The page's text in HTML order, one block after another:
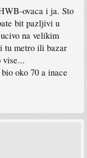
ovaca i ja. Sto
bit pazljivi u
na velikim
tu metro ili bazar
vise...
oko 70 a inace